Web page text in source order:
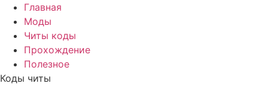
Главная
Моды
Читы коды
Прохождение
Полезное
Коды читы